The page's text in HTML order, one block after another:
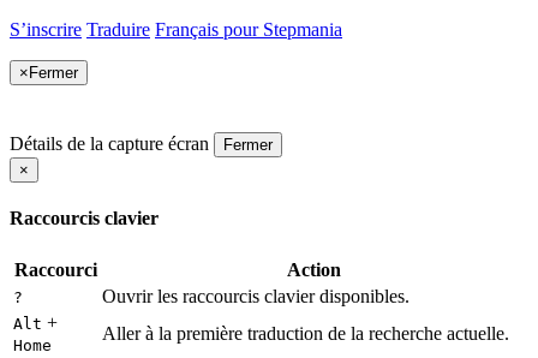
S’inscrire Traduire Français pour Stepmania
× Fermer
Détails de la capture écran
Fermer
×
Raccourcis clavier
Raccourci Action
? Ouvrir les raccourcis clavier disponibles.
Alt +
Home
Aller à la première traduction de la recherche actuelle.